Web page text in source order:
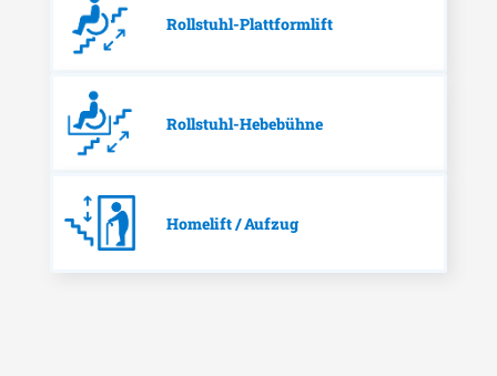
Rollstuhl-Plattformlift
Rollstuhl-Hebebühne
Homelift / Aufzug